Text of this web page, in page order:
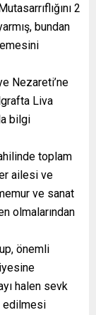
2
bundan
Nezareti’ne
Liva
bilgi
toplam
ailesi ve
ve sanat
olmalarından
önemli
halen sevk
edilmesi